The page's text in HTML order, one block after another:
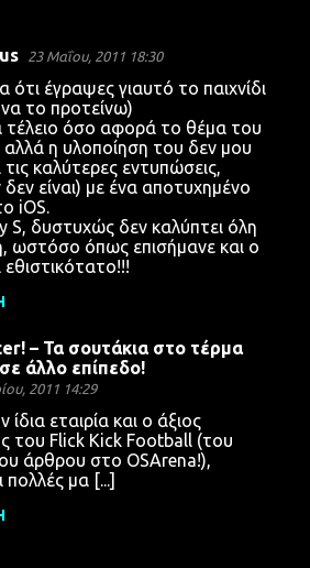
23 Μαΐου, 2011 18:30
ότι έγραψες γιαυτό το παιχνίδι
το προτείνω)
τέλειο όσο αφορά το θέμα του
η υλοποίηση του δεν μου
καλύτερες εντυπώσεις,
δεν είναι) με ένα αποτυχημένο
iOS.
S, δυστυχώς δεν καλύπτει όλη
ωστόσο όπως επισήμανε και ο
εθιστικότατο!!!
– Τα σουτάκια στο τέρμα
άλλο επίπεδο!
2011 14:29
ίδια εταιρία και ο άξιος
του Flick Kick Football (του
άρθρου στο OSArena!),
πολλές μα [...]